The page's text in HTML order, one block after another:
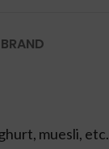
muesli, etc.